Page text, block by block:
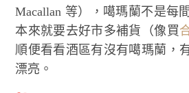
Macallan 等），噶瑪蘭不是每
本來就要去好市多補貨（像買
順便看看酒區有沒有噶瑪蘭，
漂亮。